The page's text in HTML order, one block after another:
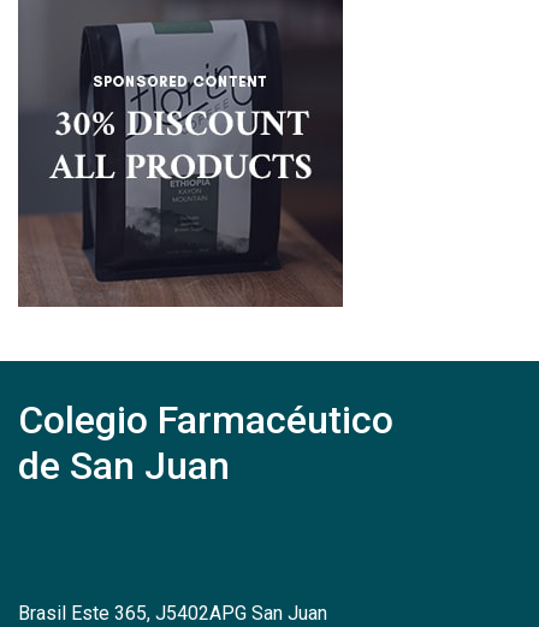
Colegio Farmacéutico
de San Juan
Brasil Este 365, J5402APG San Juan